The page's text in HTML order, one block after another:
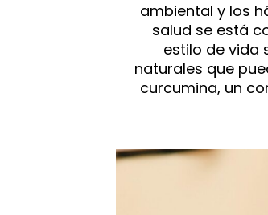
ambiental y los
salud se está
estilo de vida
naturales que
curcumina, un